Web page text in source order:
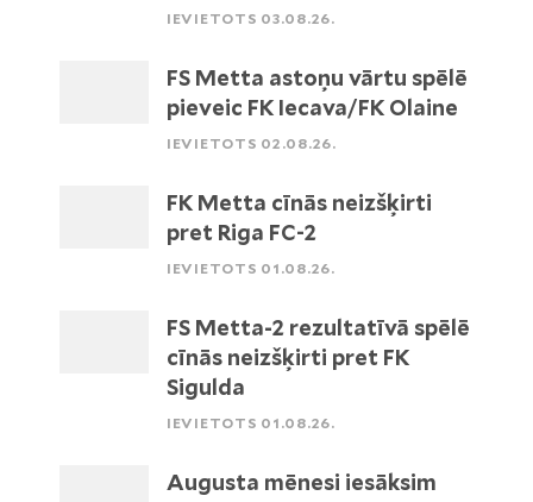
IEVIETOTS 03.08.26.
FS Metta astoņu vārtu spēlē
pieveic FK Iecava/FK Olaine
IEVIETOTS 02.08.26.
FK Metta cīnās neizšķirti
pret Riga FC-2
IEVIETOTS 01.08.26.
FS Metta-2 rezultatīvā spēlē
cīnās neizšķirti pret FK
Sigulda
IEVIETOTS 01.08.26.
Augusta mēnesi iesāksim